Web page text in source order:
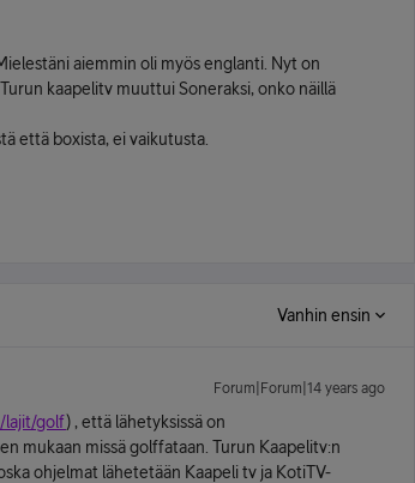
aiemmin oli myös englanti. Nyt on
kaapelitv muuttui Soneraksi, onko näillä
että boxista, ei vaikutusta.
Vanhin ensin
Forum|Forum|14 years ago
lajit/golf) , että lähetyksissä on
mukaan missä golffataan. Turun Kaapelitv:n
ohjelmat lähetetään Kaapeli tv ja KotiTV-